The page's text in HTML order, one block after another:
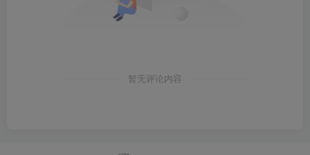
暂无评论内容